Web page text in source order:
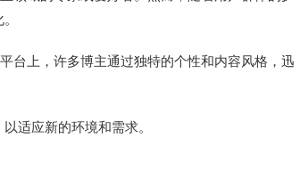
台上，许多博主通过独特的个性和内容风格，迅
适应新的环境和需求。